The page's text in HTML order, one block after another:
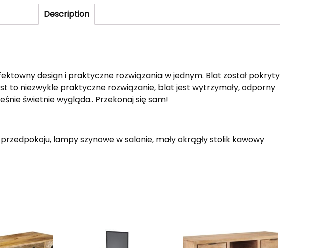
Description
design i praktyczne rozwiązania w jednym. Blat został pokryty
to niezwykle praktyczne rozwiązanie, blat jest wytrzymały, odporny
świetnie wygląda.. Przekonaj się sam!
lampy szynowe w salonie, mały okrągły stolik kawowy